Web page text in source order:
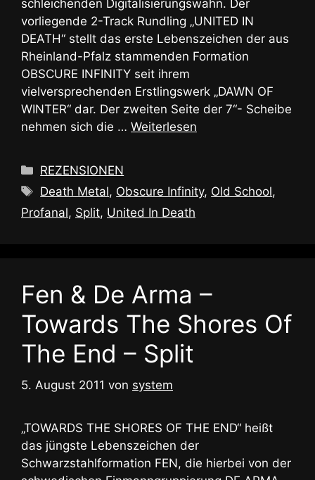
schleichenden Digitalisierungswahn. Der
vorliegende 2-Track Rundling „UNITED IN
DEATH“ stellt das erste Lebenszeichen der aus
Rheinland-Pfalz stammenden Formation
OBSCURE INFINITY seit ihrem
vielversprechenden Erstlingswerk „DAWN OF
WINTER“ dar. Der zweiten Seite der 7“- Scheibe
nehmen sich die … Weiterlesen
Kategorien
REZENSIONEN
Schlagwörter
Death Metal, Obscure Infinity, Old School,
Profanal, Split, United In Death
Fen & De Arma –
Towards The Shores Of
The End – Split
5. August 2011 von system
„TOWARDS THE SHORES OF THE END“ heißt
das jüngste Lebenszeichen der
Schwarzstahlformation FEN, die hierbei von der